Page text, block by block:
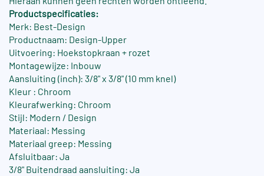
Productspecificaties:
Merk: Best-Design
Productnaam: Design-Upper
Uitvoering: Hoekstopkraan + rozet
Montagewijze: Inbouw
Aansluiting (inch): 3/8" x 3/8" (10 mm knel)
Kleur : Chroom
Kleurafwerking: Chroom
Stijl: Modern / Design
Materiaal: Messing
Materiaal greep: Messing
Afsluitbaar: Ja
3/8" Buitendraad aansluiting: Ja